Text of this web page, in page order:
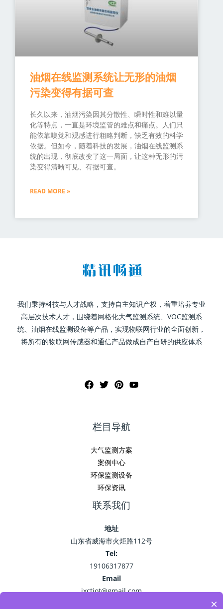
油烟在线监测系统让无形的油烟
污染变得有据可查
长久以来，油烟污染因其分散性、瞬时性和难以量
化等特点，一直是环境监管的难点和痛点。人们只
能依靠嗅觉和观感进行粗略判断，缺乏有效的科学
依据。但如今，随着科技的发展，油烟在线监测系
统的出现，彻底改变了这一局面，让这种无形的污
染变得清晰可见、有据可查。
READ MORE »
我们秉持科技与人才战略，支持自主知识产权，着重培养专业
高层次技术人才，围绕着网格化大气监测系统、VOC监测系
统、油烟在线监测设备等产品，实现物联网行业的全面创新，
将所有的物联网传感器和通信产品做成自产自研的供应体系
栏目导航
大气监测方案
案例中心
环保监测设备
环保资讯
联系我们
地址
山东省威海市火炬路112号
Tel:
19106317877
Email
jxctiot@gmail.com
×